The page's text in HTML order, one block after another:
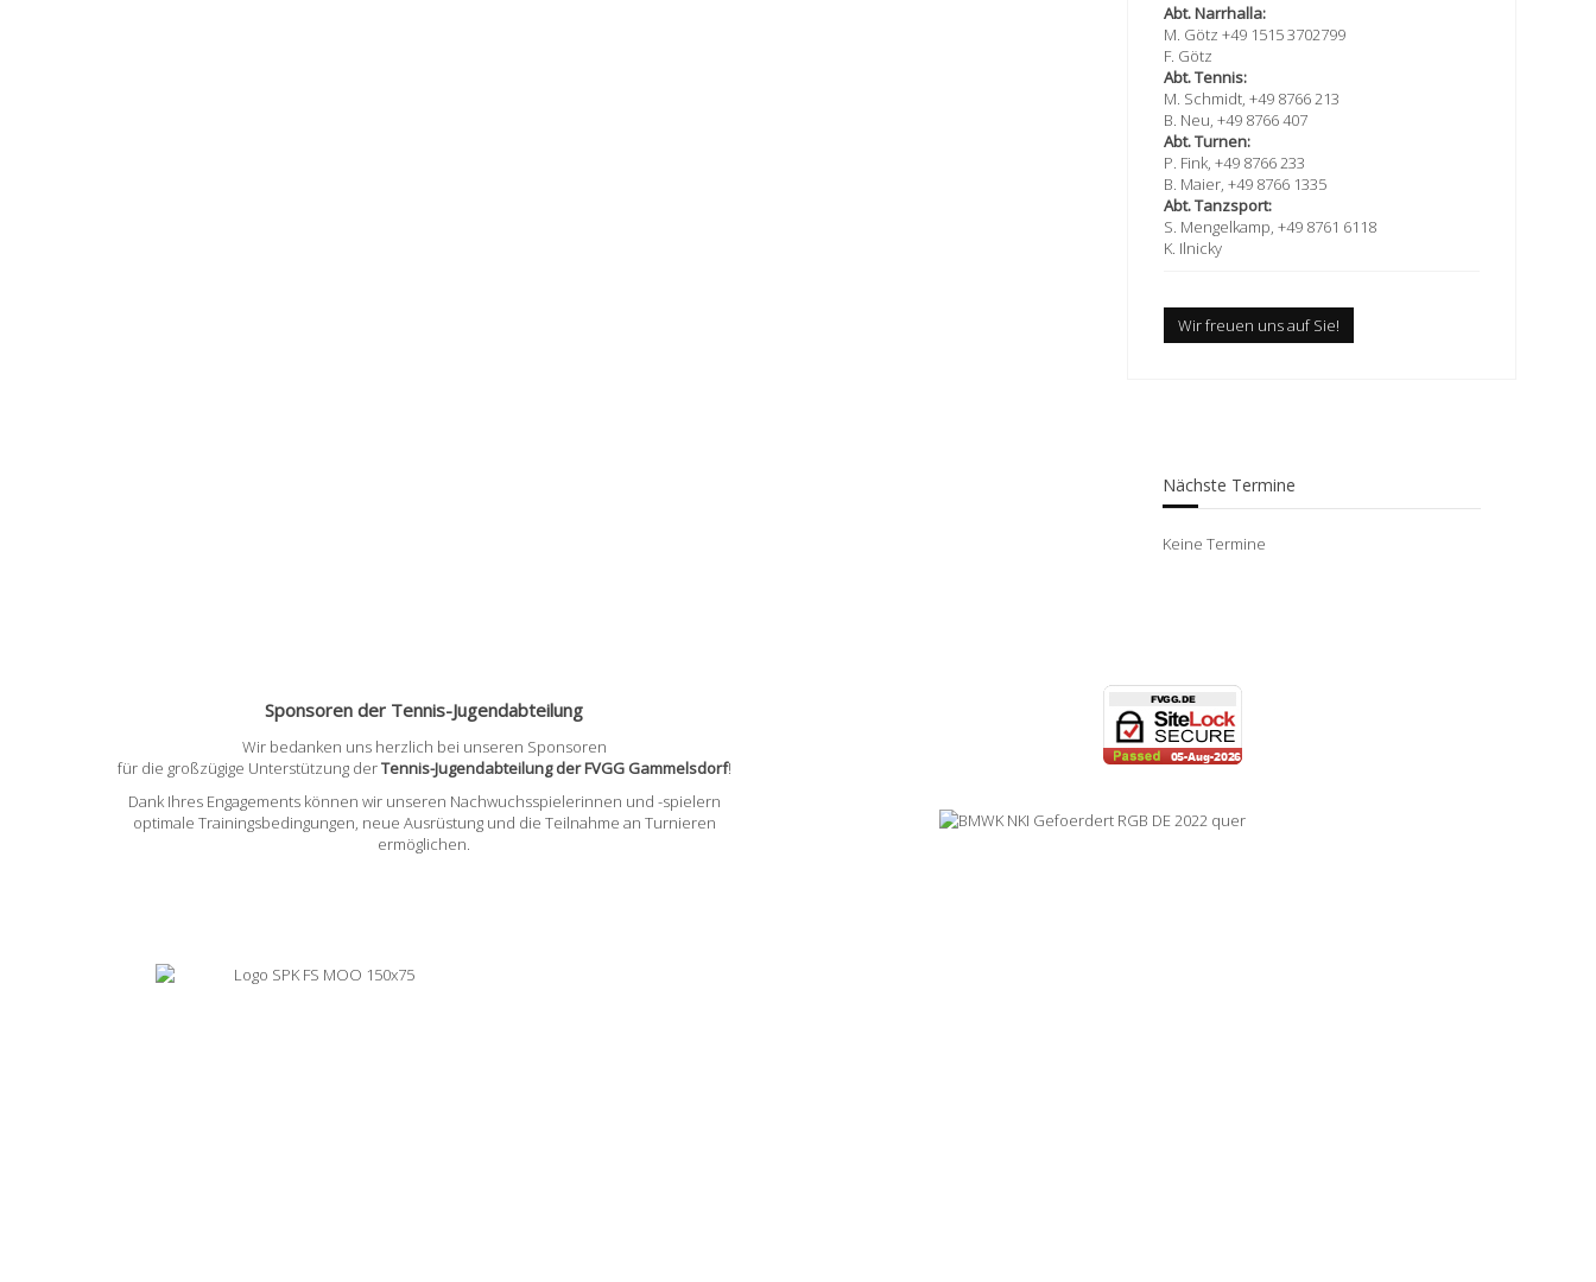
Abt. Narrhalla:
M. Götz +49 1515 3702799
F. Götz
Abt. Tennis:
M. Schmidt, +49 8766 213
B. Neu, +49 8766 407
Abt. Turnen:
P. Fink, +49 8766 233
B. Maier, +49 8766 1335
Abt. Tanzsport:
S. Mengelkamp, +49 8761 6118
K. Ilnicky
Wir freuen uns auf Sie!
Nächste Termine
Keine Termine
Sponsoren der Tennis-Jugendabteilung
Wir bedanken uns herzlich bei unseren Sponsoren
für die großzügige Unterstützung derTennis-Jugendabteilung der FVGG Gammelsdorf!
Dank Ihres Engagements können wir unseren Nachwuchsspielerinnen und -spielern
optimale Trainingsbedingungen, neue Ausrüstung und die Teilnahme an Turnieren
ermöglichen.